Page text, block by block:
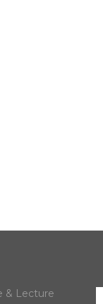
& Lecture